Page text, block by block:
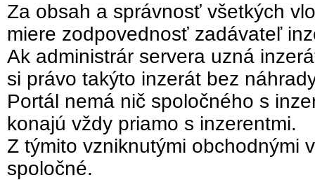
Za obsah a správnosť všetkých
miere zodpovednosť zadávateľ
Ak administrár servera uzná
si právo takýto inzerát bez
Portál nemá nič spoločného s
konajú vždy priamo s inzerentmi.
Z týmito vzniknutými obchodnými
spoločné.